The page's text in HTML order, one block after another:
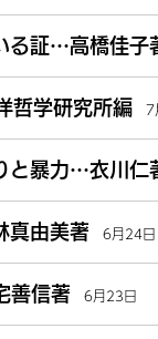
る証…高橋佳子
学研究所編 7
と暴力…衣川仁
真由美著 6月24日
善信著 6月23日